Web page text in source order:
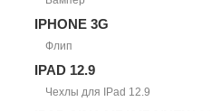
IPHONE 3G
Флип
IPAD 12.9
Чехлы для IPad 12.9